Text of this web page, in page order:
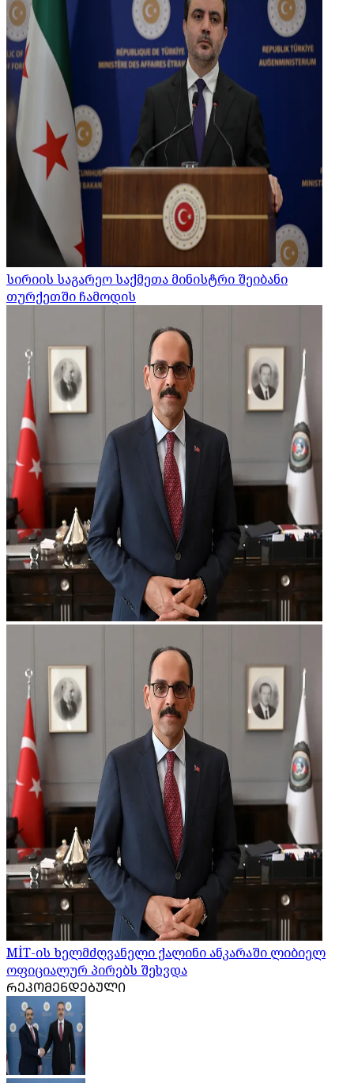
სირიის საგარეო საქმეთა მინისტრი შეიბანი
თურქეთში ჩამოდის
MİT-ის ხელმძღვანელი ქალინი ანკარაში ლიბიელ
ოფიციალურ პირებს შეხვდა
ᲠᲔᲙᲝᲛᲔᲜᲓᲔᲑᲣᲚᲘ